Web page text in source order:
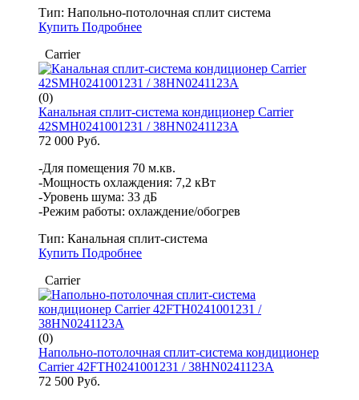
Тип: Напольно-потолочная сплит система
Купить Подробнее
Carrier
(0)
Канальная сплит-система кондиционер Carrier
42SMH0241001231 / 38HN0241123A
72 000 Руб.
-Для помещения 70 м.кв.
-Мощность охлаждения: 7,2 кВт
-Уровень шума: 33 дБ
-Режим работы: охлаждение/обогрев
Тип: Канальная сплит-система
Купить Подробнее
Carrier
(0)
Напольно-потолочная сплит-система кондиционер
Carrier 42FTH0241001231 / 38HN0241123A
72 500 Руб.